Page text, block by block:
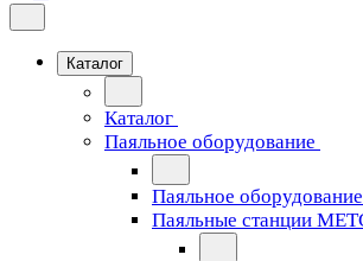
Каталог
Каталог
Паяльное оборудование
Паяльное оборудование
Паяльные станции